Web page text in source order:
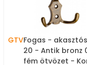
GTVFogas - akasztós
20 - Antik bronz
fém ötvözet -